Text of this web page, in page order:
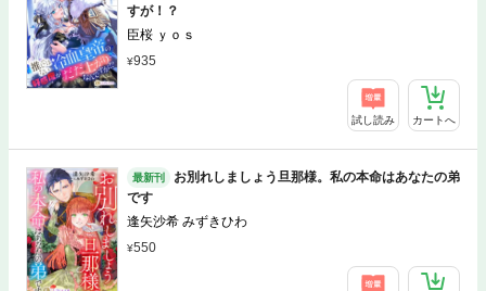
すが！？
臣桜 ｙｏｓ
935
試し読み カートへ
最新刊
お別れしましょう旦那様。私の本命はあなたの弟
です
逢矢沙希 みずきひわ
550